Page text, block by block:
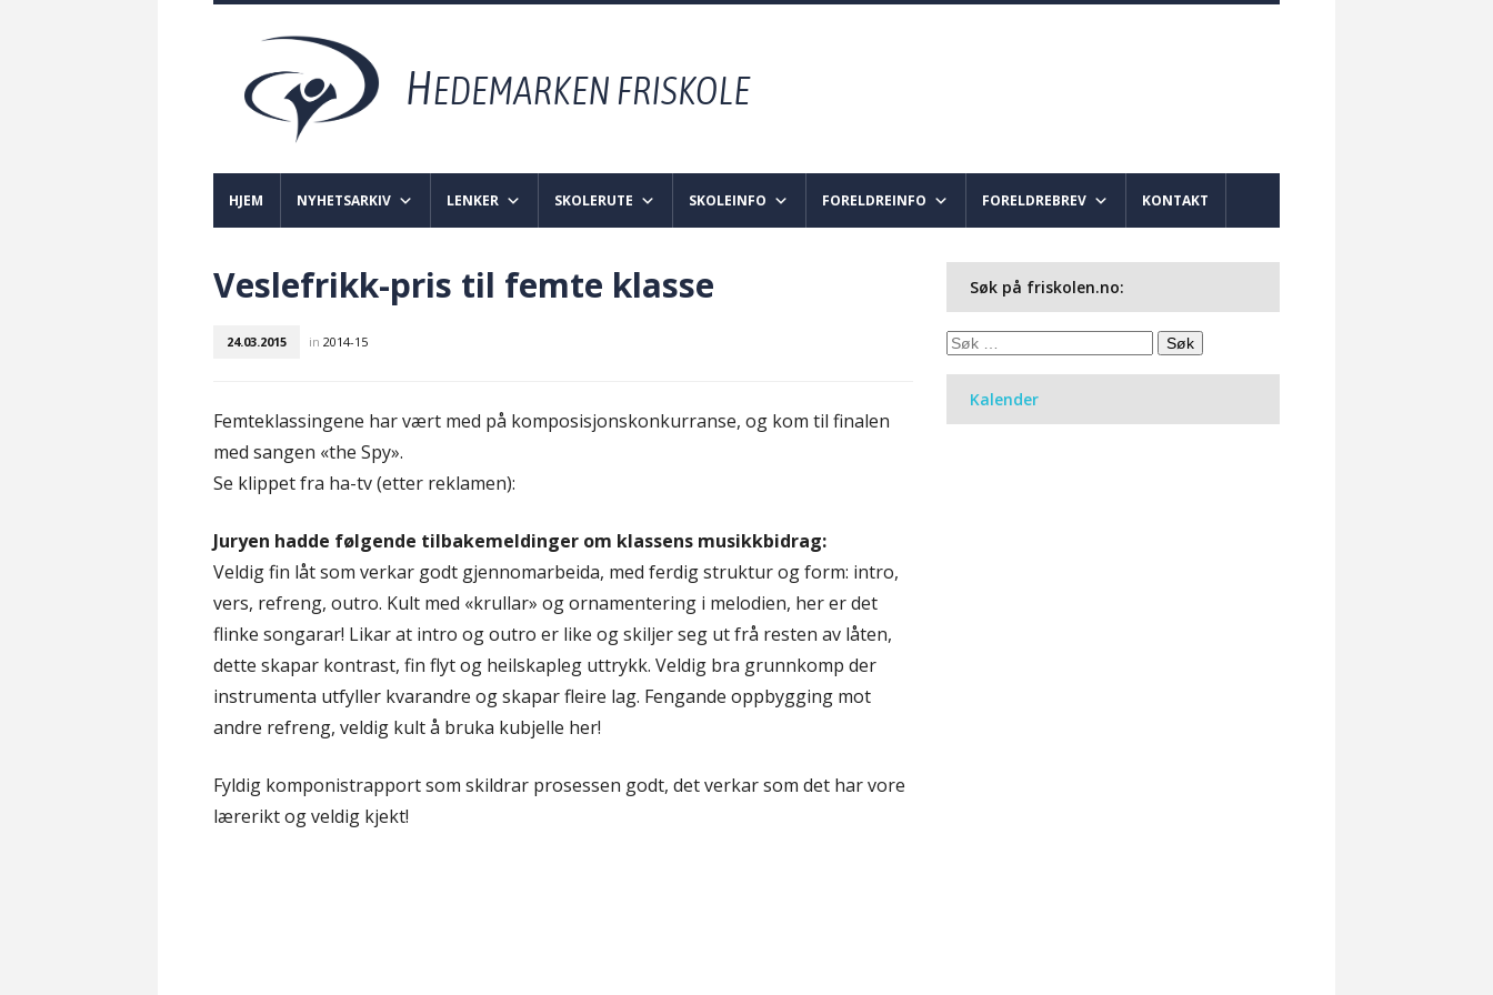
HJEM NYHETSARKIV LENKER SKOLERUTE SKOLEINFO FORELDREINFO FORELDREBREV KONTAKT
Veslefrikk-pris til femte klasse
24.03.2015 in 2014-15
Femteklassingene har vært med på komposisjonskonkurranse, og kom til finalen
med sangen «the Spy».
Se klippet fra ha-tv (etter reklamen):
Juryen hadde følgende tilbakemeldinger om klassens musikkbidrag:
Veldig fin låt som verkar godt gjennomarbeida, med ferdig struktur og form: intro,
vers, refreng, outro. Kult med «krullar» og ornamentering i melodien, her er det
flinke songarar! Likar at intro og outro er like og skiljer seg ut frå resten av låten,
dette skapar kontrast, fin flyt og heilskapleg uttrykk. Veldig bra grunnkomp der
instrumenta utfyller kvarandre og skapar fleire lag. Fengande oppbygging mot
andre refreng, veldig kult å bruka kubjelle her!
Fyldig komponistrapport som skildrar prosessen godt, det verkar som det har vore
lærerikt og veldig kjekt!
Søk på friskolen.no:
Søk
etter:
Kalender